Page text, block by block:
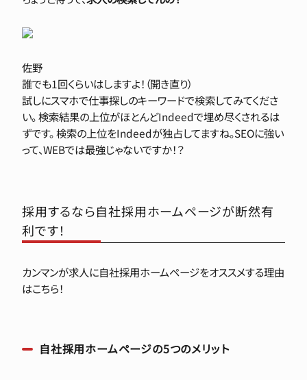
佐野
誰でも1回くらいはしますよ！（開き直り）
試しにスマホで仕事探しのキーワードで検索してみてくださ
い。検索結果の上位がほとんどIndeedで埋め尽くされるは
ずです。検索の上位をIndeedが独占してますね。SEOに強い
って、WEBでは最強じゃないですか！？
採用するなら自社採用ホームページが断然有
利です！
カンマンが求人に自社採用ホームページをオススメする理由
はこちら！
自社採用ホームページの5つのメリット